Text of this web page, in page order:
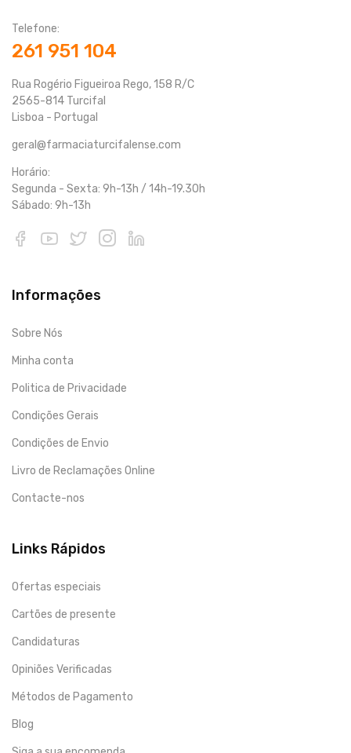
Telefone:
261 951 104
Rua Rogério Figueiroa Rego, 158 R/C
2565-814 Turcifal
Lisboa - Portugal
geral@farmaciaturcifalense.com
Horário:
Segunda - Sexta: 9h-13h / 14h-19.30h
Sábado: 9h-13h
Informações
Sobre Nós
Minha conta
Politica de Privacidade
Condições Gerais
Condições de Envio
Livro de Reclamações Online
Contacte-nos
Links Rápidos
Ofertas especiais
Cartões de presente
Candidaturas
Opiniões Verificadas
Métodos de Pagamento
Blog